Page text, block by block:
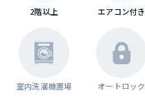
2階以上 エアコン付き
室内洗濯機置場 オートロック